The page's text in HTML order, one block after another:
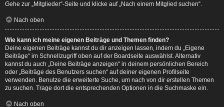
Gehe zur „Mitglieder“-Seite und klicke auf „Nach einem Mitglied suchen“.
Nach oben
Wie kann ich meine eigenen Beiträge und Themen finden?
Deine eigenen Beiträge kannst du dir anzeigen lassen, indem du „Eigene
Beiträge“ im Schnellzugriff oben auf der Boardseite auswählst. Alternativ
kannst du auch „Deine Beiträge anzeigen“ in deinem persönlichen Bereich
oder „Beiträge des Benutzers suchen“ auf deiner eigenen Profilseite
verwenden. Benutze die erweiterte Suche, um nach von dir erstellen Themen
zu suchen. Trage dort die entsprechenden Optionen in die Suchmaske ein.
Nach oben